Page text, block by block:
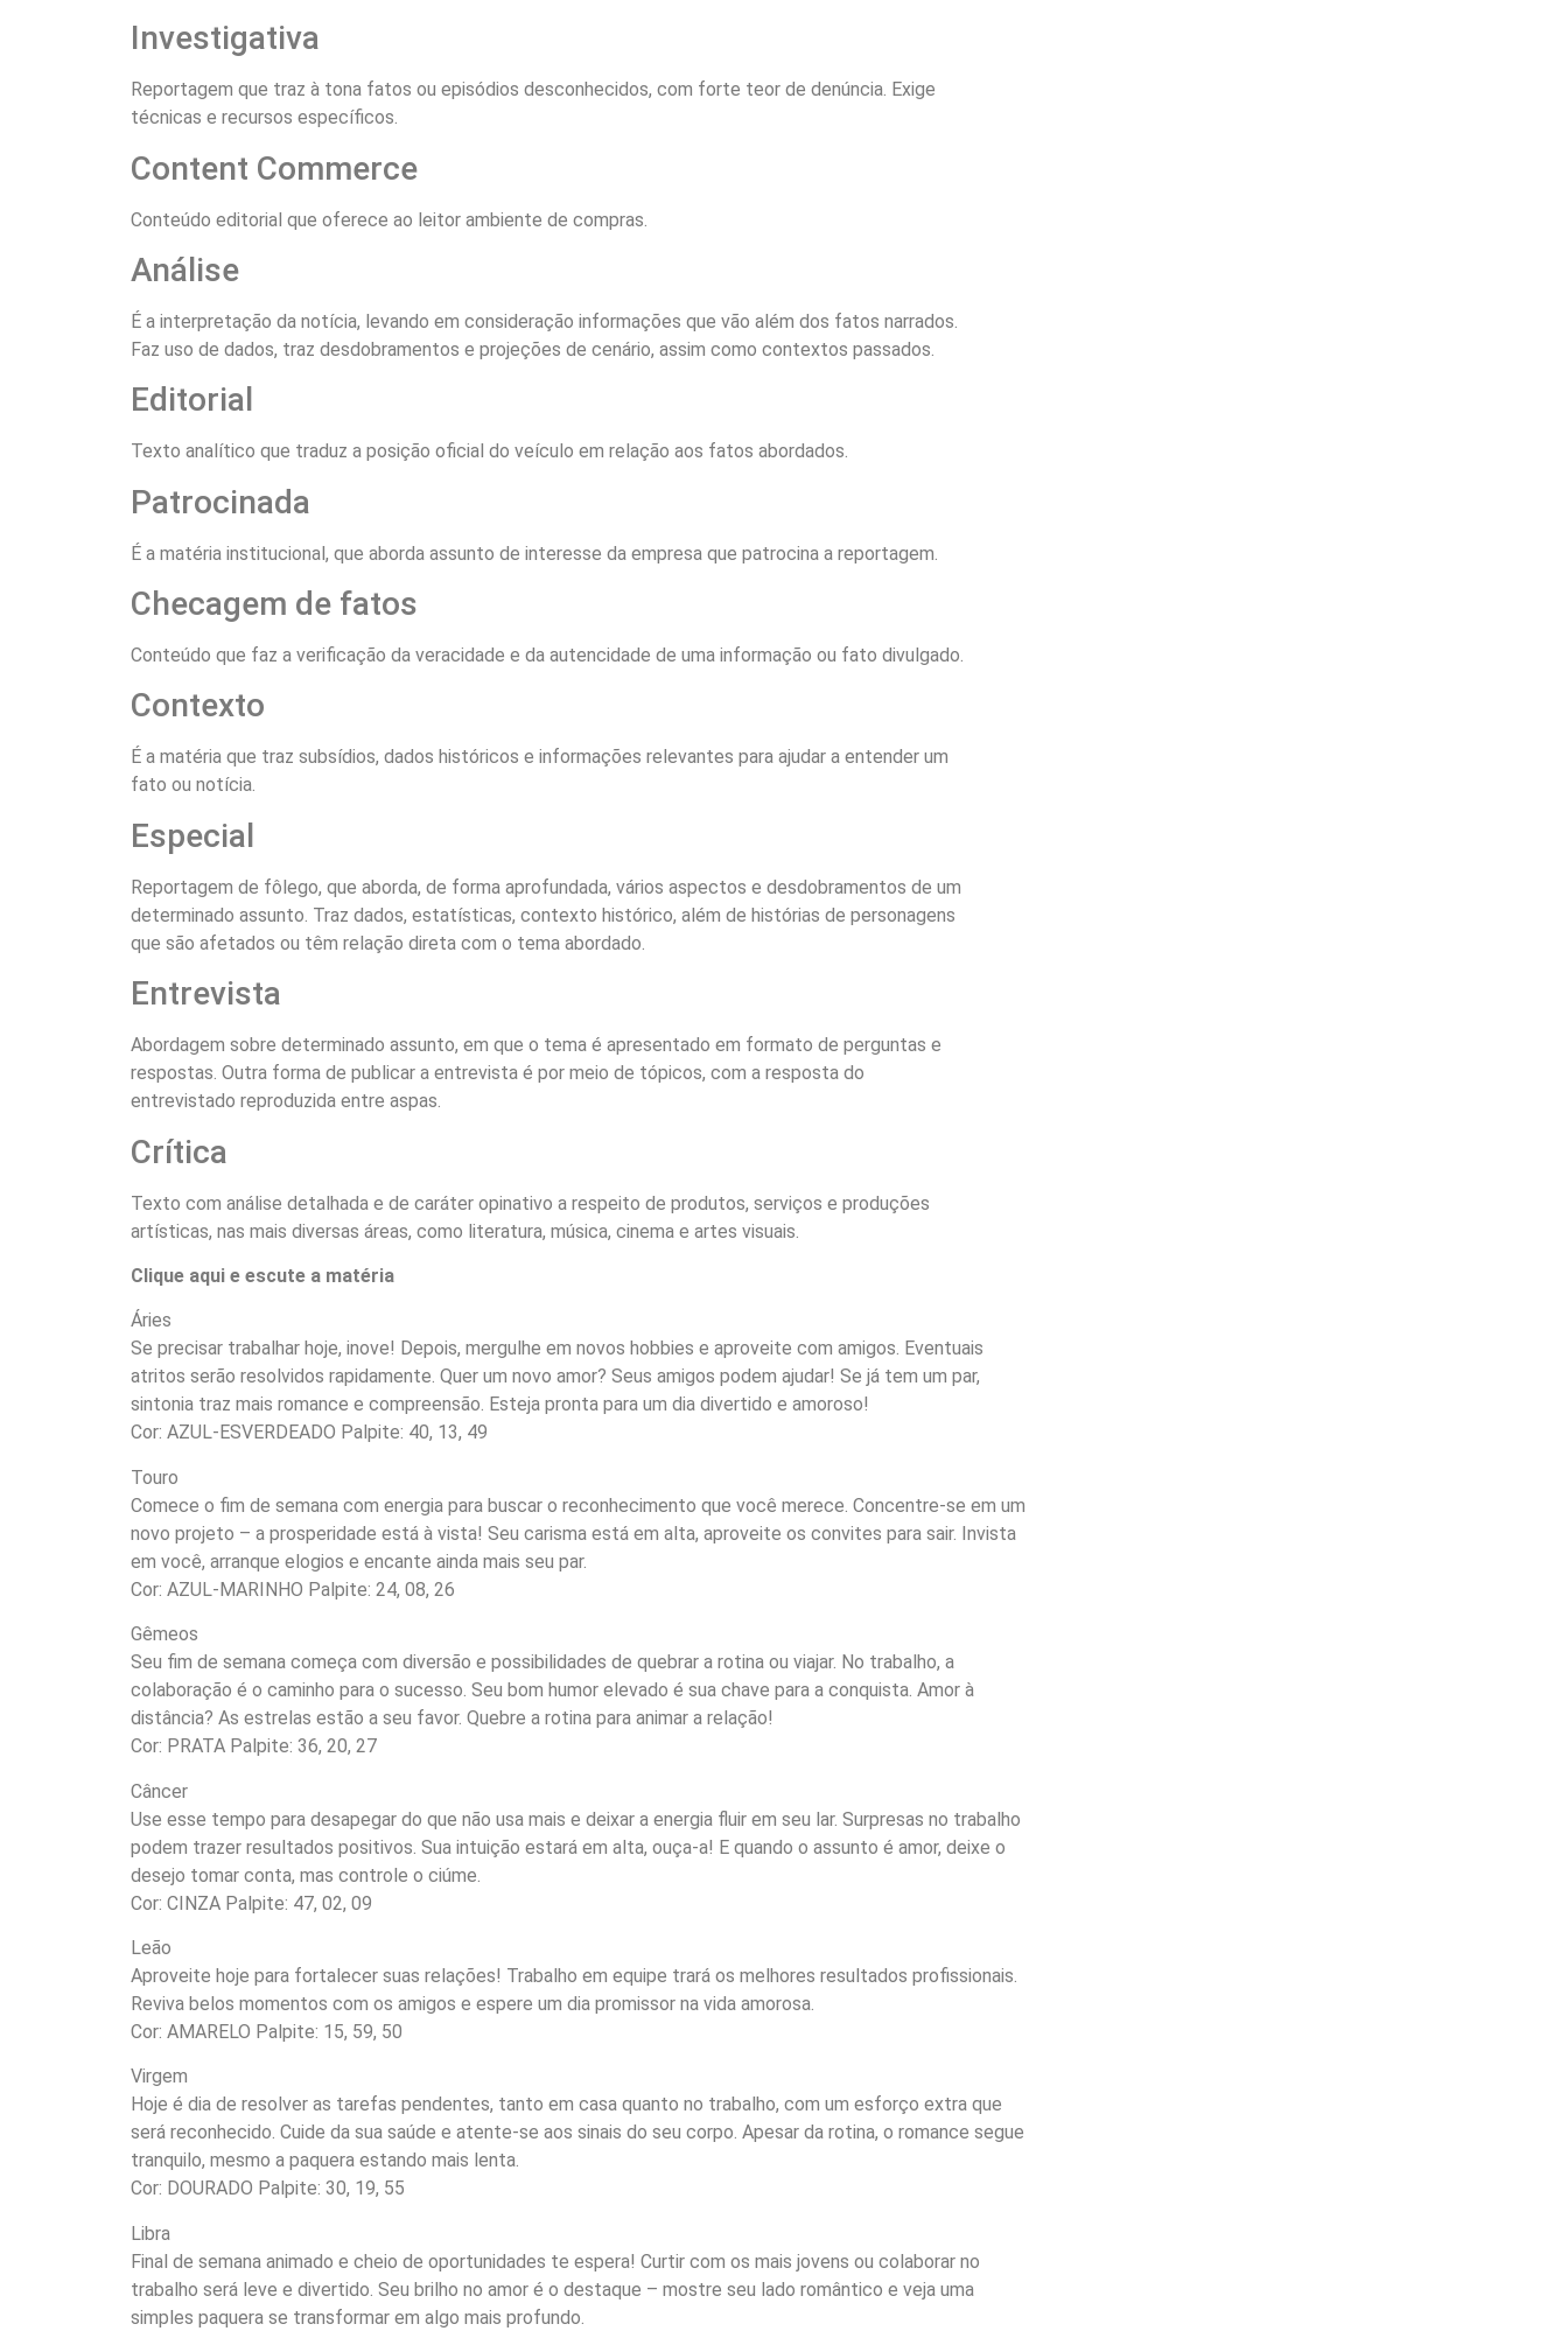
Investigativa
Reportagem que traz à tona fatos ou episódios desconhecidos, com forte teor de denúncia. Exige
técnicas e recursos específicos.
Content Commerce
Conteúdo editorial que oferece ao leitor ambiente de compras.
Análise
É a interpretação da notícia, levando em consideração informações que vão além dos fatos narrados.
Faz uso de dados, traz desdobramentos e projeções de cenário, assim como contextos passados.
Editorial
Texto analítico que traduz a posição oficial do veículo em relação aos fatos abordados.
Patrocinada
É a matéria institucional, que aborda assunto de interesse da empresa que patrocina a reportagem.
Checagem de fatos
Conteúdo que faz a verificação da veracidade e da autencidade de uma informação ou fato divulgado.
Contexto
É a matéria que traz subsídios, dados históricos e informações relevantes para ajudar a entender um
fato ou notícia.
Especial
Reportagem de fôlego, que aborda, de forma aprofundada, vários aspectos e desdobramentos de um
determinado assunto. Traz dados, estatísticas, contexto histórico, além de histórias de personagens
que são afetados ou têm relação direta com o tema abordado.
Entrevista
Abordagem sobre determinado assunto, em que o tema é apresentado em formato de perguntas e
respostas. Outra forma de publicar a entrevista é por meio de tópicos, com a resposta do
entrevistado reproduzida entre aspas.
Crítica
Texto com análise detalhada e de caráter opinativo a respeito de produtos, serviços e produções
artísticas, nas mais diversas áreas, como literatura, música, cinema e artes visuais.
Clique aqui e escute a matéria
Áries
Se precisar trabalhar hoje, inove! Depois, mergulhe em novos hobbies e aproveite com amigos. Eventuais
atritos serão resolvidos rapidamente. Quer um novo amor? Seus amigos podem ajudar! Se já tem um par,
sintonia traz mais romance e compreensão. Esteja pronta para um dia divertido e amoroso!
Cor: AZUL-ESVERDEADO Palpite: 40, 13, 49
Touro
Comece o fim de semana com energia para buscar o reconhecimento que você merece. Concentre-se em um
novo projeto – a prosperidade está à vista! Seu carisma está em alta, aproveite os convites para sair. Invista
em você, arranque elogios e encante ainda mais seu par.
Cor: AZUL-MARINHO Palpite: 24, 08, 26
Gêmeos
Seu fim de semana começa com diversão e possibilidades de quebrar a rotina ou viajar. No trabalho, a
colaboração é o caminho para o sucesso. Seu bom humor elevado é sua chave para a conquista. Amor à
distância? As estrelas estão a seu favor. Quebre a rotina para animar a relação!
Cor: PRATA Palpite: 36, 20, 27
Câncer
Use esse tempo para desapegar do que não usa mais e deixar a energia fluir em seu lar. Surpresas no trabalho
podem trazer resultados positivos. Sua intuição estará em alta, ouça-a! E quando o assunto é amor, deixe o
desejo tomar conta, mas controle o ciúme.
Cor: CINZA Palpite: 47, 02, 09
Leão
Aproveite hoje para fortalecer suas relações! Trabalho em equipe trará os melhores resultados profissionais.
Reviva belos momentos com os amigos e espere um dia promissor na vida amorosa.
Cor: AMARELO Palpite: 15, 59, 50
Virgem
Hoje é dia de resolver as tarefas pendentes, tanto em casa quanto no trabalho, com um esforço extra que
será reconhecido. Cuide da sua saúde e atente-se aos sinais do seu corpo. Apesar da rotina, o romance segue
tranquilo, mesmo a paquera estando mais lenta.
Cor: DOURADO Palpite: 30, 19, 55
Libra
Final de semana animado e cheio de oportunidades te espera! Curtir com os mais jovens ou colaborar no
trabalho será leve e divertido. Seu brilho no amor é o destaque – mostre seu lado romântico e veja uma
simples paquera se transformar em algo mais profundo.